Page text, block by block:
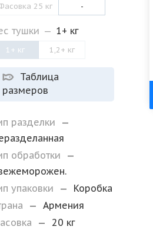
25 кг
-
тушки — 1+ кг
1+ кг 1,2+ кг
Таблица
размеров
разделки
—
обработки
—
упаковки
—
Коробка
—
Армения
—
20 кг